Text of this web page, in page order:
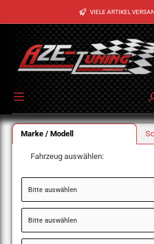
Zum Hauptinhalt springen VIELE ARTIKEL
Marke / Modell
Fahrzeug auswählen: